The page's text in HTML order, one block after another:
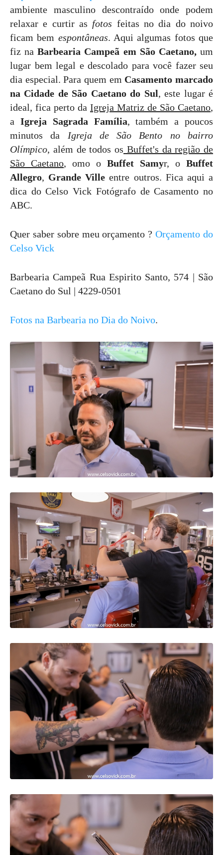
ambiente masculino descontraído onde podem
relaxar e curtir as fotos feitas no dia do noivo
ficam bem espontâneas. Aqui algumas fotos que
fiz naBarbearia Campeã em São Caetano,um
lugar bem legal e descolado para você fazer seu
dia especial. Para quem em Casamento marcado
na Cidade de São Caetano do Sul, este lugar é
ideal, fica perto da Igreja Matriz de São Caetano,
a Igreja Sagrada Família, também a poucos
minutos da Igreja de São Bento no bairro
Olímpico, além de todos os Buffet's da região de
São Caetano, omo o Buffet Samyr, o Buffet
Allegro, Grande Ville entre outros. Fica aqui a
dica do Celso Vick Fotógrafo de Casamento no
ABC.
Quer saber sobre meu orçamento ?Orçamento do
Celso Vick
Barbearia Campeã Rua Espirito Santo, 574 | São
Caetano do Sul | 4229-0501
Fotos na Barbearia no Dia do Noivo.